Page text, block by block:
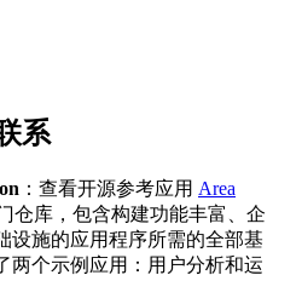
系
：查看开源参考应用 Area
仓库，包含构建功能丰富、企
设施的应用程序所需的全部基
两个示例应用：用户分析和运